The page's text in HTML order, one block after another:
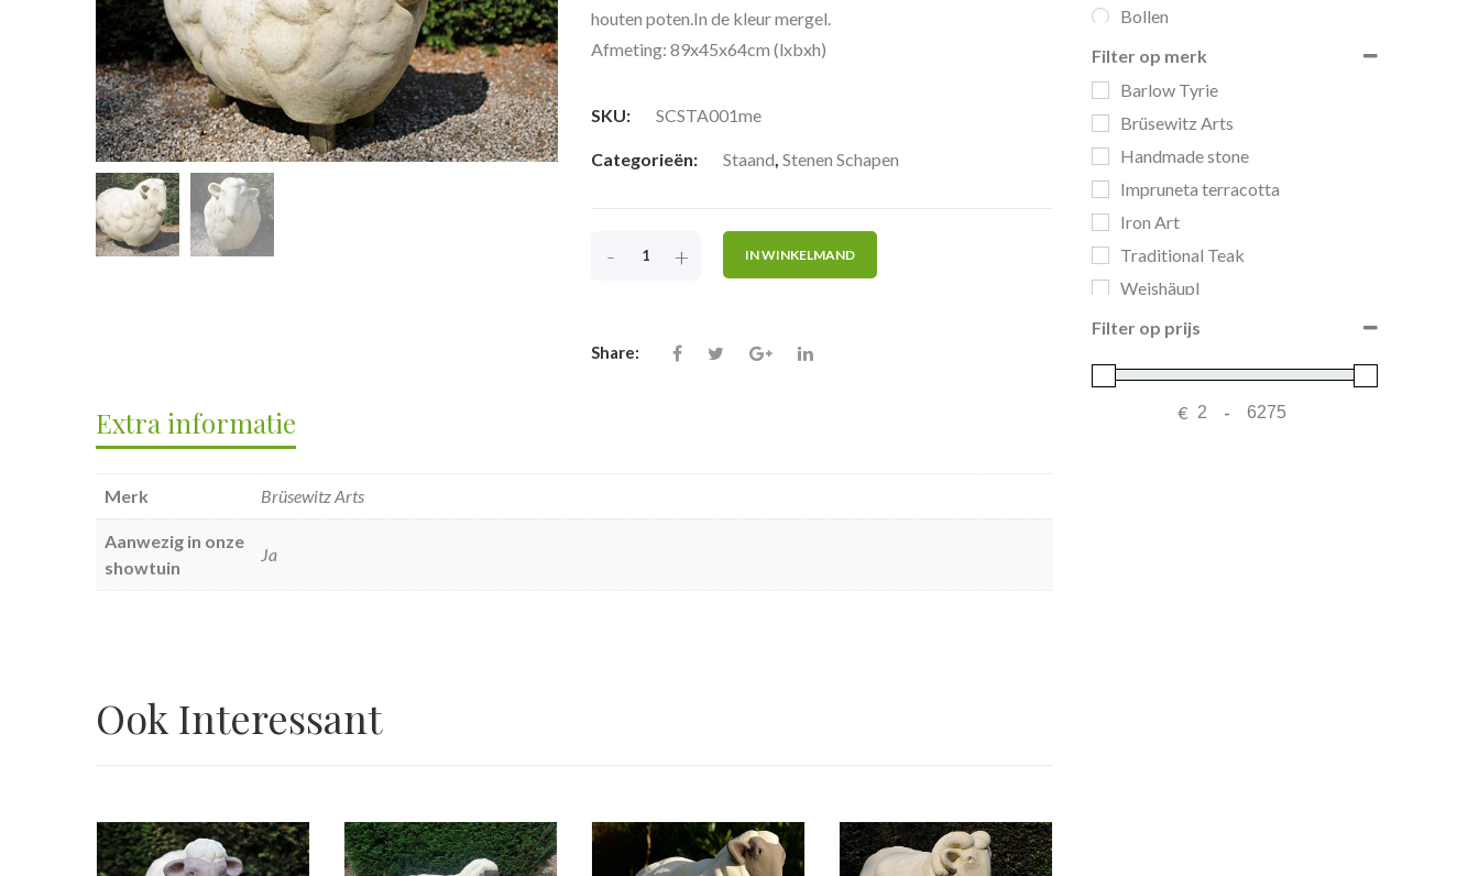
houten poten.In de kleur mergel.
Afmeting: 89x45x64cm (lxbxh)
SKU: SCSTA001me
Categorieën: Staand, Stenen Schapen
- + IN WINKELMAND
Share:
Extra informatie
Merk Brüsewitz Arts
Aanwezig in onze
showtuin
Ja
Ook Interessant
Bollen
Schalen
Voetjes
Zuilen
Banken
Bijzettafels & hockers
Ligbedden
Lounge
Relax chairs
Filter op merk
Barlow Tyrie
Brüsewitz Arts
Handmade stone
Impruneta terracotta
Iron Art
Traditional Teak
Weishäupl
Filter op prijs
€ -